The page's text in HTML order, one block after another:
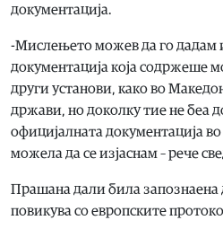
документација.
-Мислењето можев да го дадам
документација која содржеше
други установи, како во
држави, но доколку тие не беа
официјалната документација
можела да се изјаснам – рече
Прашана дали била запознаена
повикува со европските